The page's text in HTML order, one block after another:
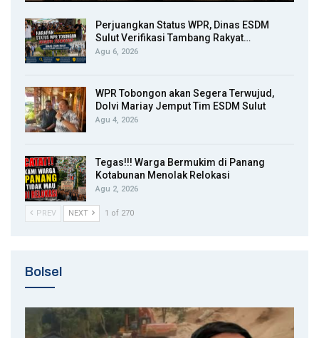
Perjuangkan Status WPR, Dinas ESDM
Sulut Verifikasi Tambang Rakyat…
Agu 6, 2026
WPR Tobongon akan Segera Terwujud,
Dolvi Mariay Jemput Tim ESDM Sulut
Agu 4, 2026
Tegas!!! Warga Bermukim di Panang
Kotabunan Menolak Relokasi
Agu 2, 2026
PREV NEXT 1 of 270
Bolsel